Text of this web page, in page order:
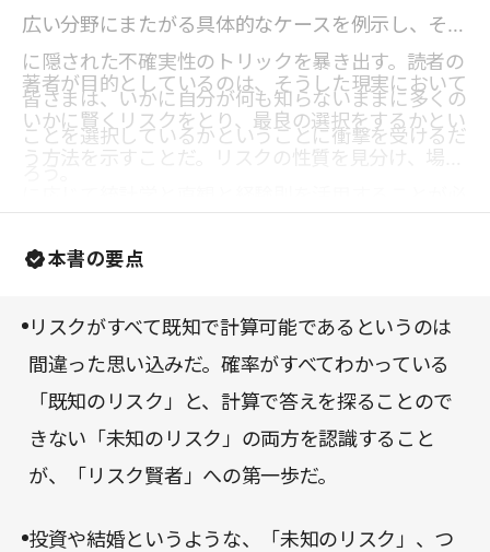
広い分野にまたがる具体的なケースを例示し、そこ
に隠された不確実性のトリックを暴き出す。読者の
皆さまは、いかに自分が何も知らないままに多くの
ことを選択しているかということに衝撃を受けるだ
著者が目的としているのは、そうした現実において
いかに賢くリスクをとり、最良の選択をするかとい
う方法を示すことだ。リスクの性質を見分け、場合
れらを踏まえたシンプルな戦略を提示している。大
っているのと知らないのとでは、人生が変わってし
まうこともあるのではないだろうか。必読の一冊
だ。
本書の要点
リスクがすべて既知で計算可能であるというのは
間違った思い込みだ。確率がすべてわかっている
「既知のリスク」と、計算で答えを探ることので
きない「未知のリスク」の両方を認識すること
が、「リスク賢者」への第一歩だ。
投資や結婚というような、「未知のリスク」、つ